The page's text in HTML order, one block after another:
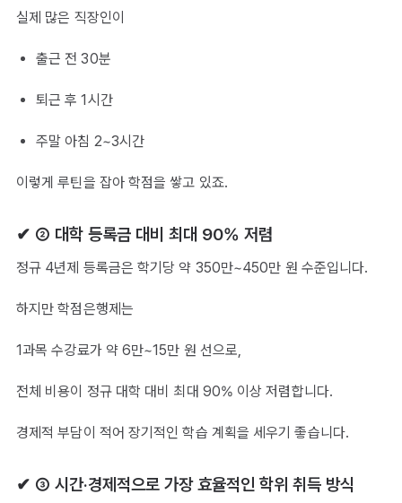
실제 많은 직장인이
출근 전 30분
퇴근 후 1시간
주말 아침 2~3시간
이렇게 루틴을 잡아 학점을 쌓고 있죠.
✔ ② 대학 등록금 대비 최대 90% 저렴
정규 4년제 등록금은 학기당 약 350만~450만 원 수준입니다.
하지만 학점은행제는
1과목 수강료가 약 6만~15만 원 선으로,
전체 비용이 정규 대학 대비 최대 90% 이상 저렴합니다.
경제적 부담이 적어 장기적인 학습 계획을 세우기 좋습니다.
✔ ③ 시간·경제적으로 가장 효율적인 학위 취득 방식